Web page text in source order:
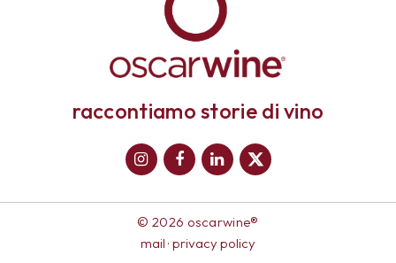
raccontiamo storie di vino
© 2026 oscarwine®
mail · privacy policy